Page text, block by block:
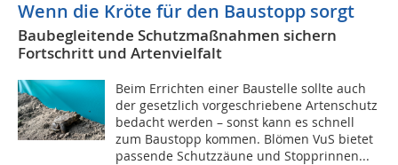
Wenn die Kröte für den Baustopp sorgt
Baubegleitende Schutzmaßnahmen sichern
Fortschritt und Artenvielfalt
Beim Errichten einer Baustelle sollte auch
der gesetzlich vorgeschriebene Artenschutz
bedacht werden – sonst kann es schnell
zum Baustopp kommen. Blömen VuS bietet
passende Schutzzäune und Stopprinnen...